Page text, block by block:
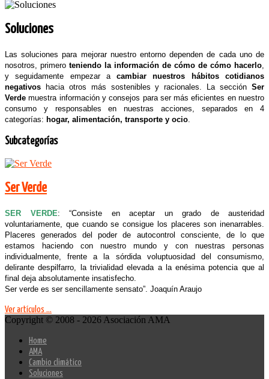
Soluciones
Las soluciones para mejorar nuestro entorno dependen de cada uno de
nosotros, primero teniendo la información de cómo de cómo hacerlo
y seguidamente empezar acambiar nuestros hábitos cotidianos
negativos hacia otros más sostenibles y racionales. La sección Ser
Verde muestra información y consejos para ser más eficientes en nuestro
consumo y responsables en nuestras acciones, separados en 4
categorías: hogar, alimentación, transporte y ocio
Subcategorías
Ser Verde
SER VERDE: “Consiste en aceptar un grado de austeridad
voluntariamente, que cuando se consigue los placeres son inenarrables.
Placeres generados del poder de autocontrol consciente, de lo que
estamos haciendo con nuestro mundo y con nuestras personas
individualmente, frente a la sórdida voluptuosidad del consumismo,
delirante despilfarro, la trivialidad elevada a la enésima potencia que al
final deja absolutamente insatisfecho.
Ser verde es ser sencillamente sensato”. Joaquín Araujo
Ver artículos ...
Copyright © 2008 - 2026 Asociación AMA
Home
AMA
Cambio climático
Soluciones